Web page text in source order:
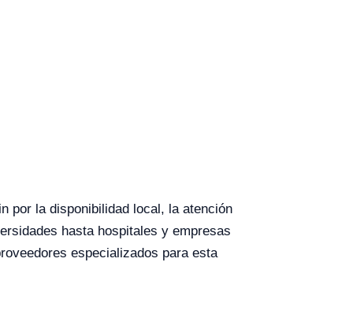
por la disponibilidad local, la atención
hasta hospitales y empresas
especializados para esta